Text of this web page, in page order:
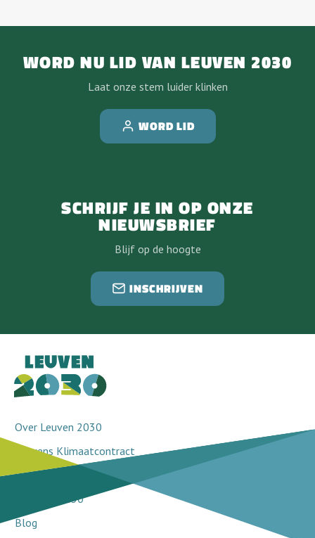
WORD NU LID VAN LEUVEN 2030
Laat onze stem luider klinken
WORD LID
SCHRIJF JE IN OP ONZE
NIEUWSBRIEF
Blijf op de hoogte
INSCHRIJVEN
Over Leuven 2030
Leuvens Klimaatcontract
Doorbraakprojecten
Netwerk 2030
Blog